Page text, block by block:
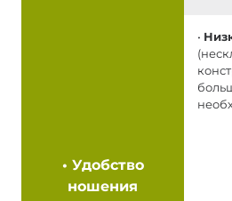
• Удобство
ношения
•